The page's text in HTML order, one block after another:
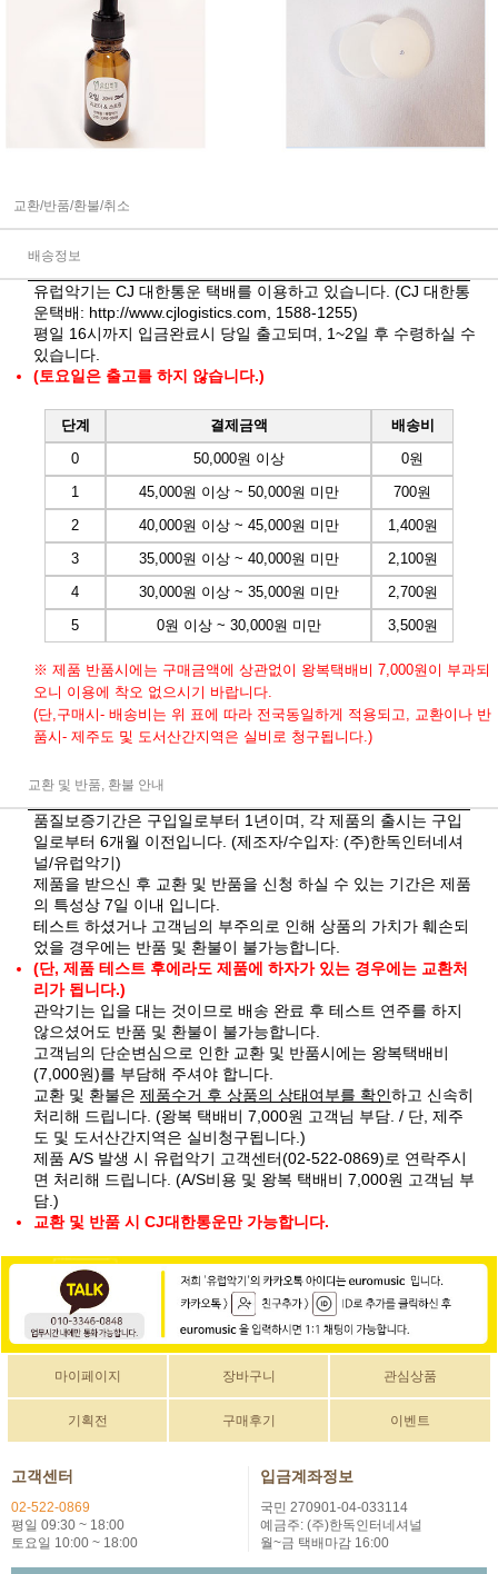
교환/반품/환불/취소
배송정보
유럽악기는 CJ 대한통운 택배를 이용하고 있습니다. (CJ 대한통
운택배: http://www.cjlogistics.com, 1588-1255)
평일 16시까지 입금완료시 당일 출고되며, 1~2일 후 수령하실 수
있습니다.
(토요일은 출고를 하지 않습니다.)
단계 결제금액
배송비
0
50,000원 이상
0원
1
45,000원 이상 ~ 50,000원 미만
700원
2
40,000원 이상 ~ 45,000원 미만
1,400원
3
35,000원 이상 ~ 40,000원 미만
2,100원
4
30,000원 이상 ~ 35,000원 미만
2,700원
5
0원 이상 ~ 30,000원 미만 3,500원
※ 제품 반품시에는 구매금액에 상관없이 왕복택배비 7,000원이 부과되
오니 이용에 착오 없으시기 바랍니다.
(단,구매시- 배송비는 위 표에 따라 전국동일하게 적용되고, 교환이나 반
품시- 제주도 및 도서산간지역은 실비로 청구됩니다.)
교환 및 반품, 환불 안내
품질보증기간은 구입일로부터 1년이며, 각 제품의 출시는 구입
일로부터 6개월 이전입니다. (제조자/수입자: (주)한독인터네셔
널/유럽악기)
제품을 받으신 후 교환 및 반품을 신청 하실 수 있는 기간은 제품
의 특성상 7일 이내 입니다.
테스트 하셨거나 고객님의 부주의로 인해 상품의 가치가 훼손되
었을 경우에는 반품 및 환불이 불가능합니다.
(단, 제품 테스트 후에라도 제품에 하자가 있는 경우에는 교환처
리가 됩니다.)
관악기는 입을 대는 것이므로 배송 완료 후 테스트 연주를 하지
않으셨어도 반품 및 환불이 불가능합니다.
고객님의 단순변심으로 인한 교환 및 반품시에는 왕복택배비
(7,000원)를 부담해 주셔야 합니다.
교환 및 환불은 제품수거 후 상품의 상태여부를 확인하고 신속히
처리해 드립니다. (왕복 택배비 7,000원 고객님 부담. / 단, 제주
도 및 도서산간지역은 실비청구됩니다.)
제품 A/S 발생 시 유럽악기 고객센터(02-522-0869)로 연락주시
면 처리해 드립니다. (A/S비용 및 왕복 택배비 7,000원 고객님 부
담.)
교환 및 반품 시 CJ대한통운만 가능합니다.
마이페이지 장바구니 관심상품
기획전 구매후기 이벤트
고객센터
02-522-0869
평일 09:30 ~ 18:00
토요일 10:00 ~ 18:00
입금계좌정보
국민 270901-04-033114
예금주: (주)한독인터네셔널
월~금 택배마감 16:00